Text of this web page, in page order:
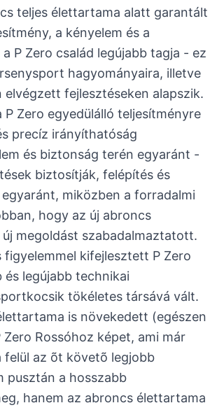
teljes élettartama alatt garantált
a kényelem és a
P Zero család legújabb tagja - ez
hagyományaira, illetve
fejlesztéseken alapszik.
Zero egyedülálló teljesítményre
precíz irányíthatóság
és biztonság terén egyaránt -
biztosítják, felépítés és
miközben a forradalmi
hogy az új abroncs
megoldást szabadalmaztatott.
kifejlesztett P Zero
legújabb technikai
tökéletes társává vált.
is növekedett (egészen
Rossóhoz képet, ami már
felül az õt követõ legjobb
pusztán a hosszabb
hanem az abroncs élettartama